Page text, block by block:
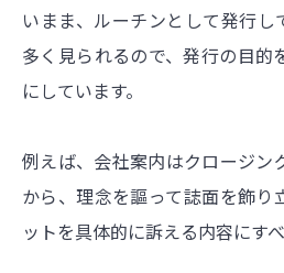
いまま、ルーチンとして発行し
多く見られるので、発行の目的
にしています。
例えば、会社案内はクロージン
から、理念を謳って誌面を飾り
ットを具体的に訴える内容にす